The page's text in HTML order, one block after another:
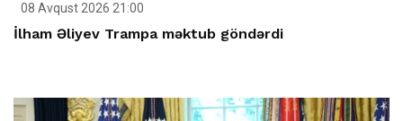
08 Avqust 2026 21:00
İlham Əliyev Trampa məktub göndərdi